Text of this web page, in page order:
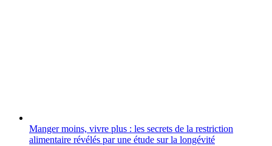
Manger moins, vivre plus : les secrets de la restriction
alimentaire révélés par une étude sur la longévité